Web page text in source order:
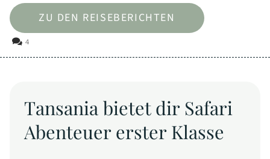
ZU DEN REISEBERICHTEN
4
Tansania bietet dir Safari
Abenteuer erster Klasse